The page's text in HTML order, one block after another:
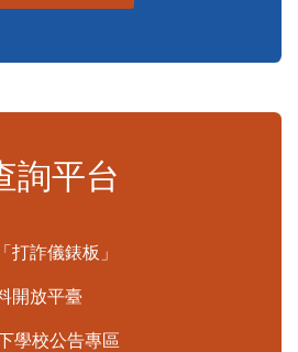
詢平台
打詐儀錶板」
開放平臺
學校公告專區